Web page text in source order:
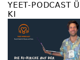
YEET-PODCAST
KI